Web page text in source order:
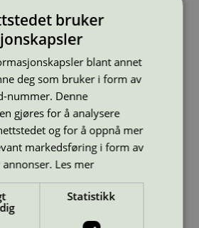
0027 4096 0001 )
https://beckers.no/
Oyj
http://www.tikkurila.com
Sverige, Danmark
beis og lakk
bruker
blant annet
deg som bruker i form av
nummer. Denne
gjøres for å analysere
og for å oppnå mer
markedsføring i form av
Les mer
Statistikk